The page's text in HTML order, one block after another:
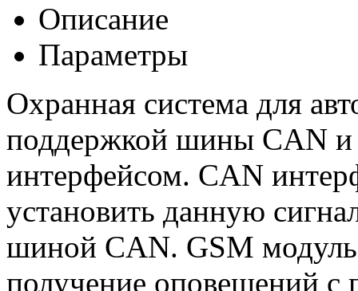
Описание
Параметры
Охранная система для
поддержкой шины CAN и
интерфейсом. CAN
установить данную
шиной CAN. GSM модуль
получение оповещений